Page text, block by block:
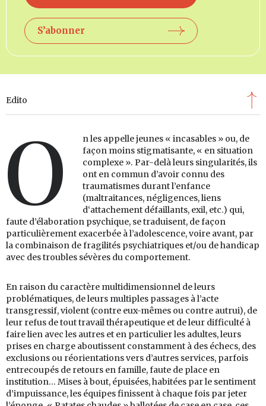
S’abonner
Edito
O
n les appelle jeunes « incasables » ou, de
façon moins stigmatisante, « en situation
complexe ». Par-delà leurs singularités, ils
ont en commun d’avoir connu des
traumatismes durant l’enfance
(maltraitances, négligences, liens
d‘attachement défaillants, exil, etc.) qui,
faute d’élaboration psychique, se traduisent, de façon
particulièrement exacerbée à l’adolescence, voire avant, par
la combinaison de fragilités psychiatriques et/ou de handicap
avec des troubles sévères du comportement.
En raison du caractère multidimensionnel de leurs
problématiques, de leurs multiples passages à l’acte
transgressif, violent (contre eux-mêmes ou contre autrui), de
leur refus de tout travail thérapeutique et de leur difficulté à
faire lien avec les autres et en particulier les adultes, leurs
prises en charge aboutissent constamment à des échecs, des
exclusions ou réorientations vers d’autres services, parfois
entrecoupés de retours en famille, faute de place en
institution… Mises à bout, épuisées, habitées par le sentiment
d’impuissance, les équipes finissent à chaque fois par jeter